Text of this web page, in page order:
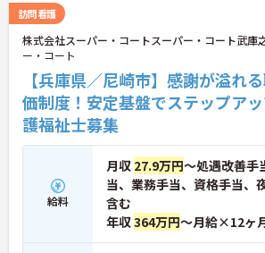
が行き交うほど活発で、日々の感謝を大切に
化が根付いています。風通しが良く親身になっ
れる仲間が多いので、壁にぶつかっても安心し
談できるあたたかい雰囲気です。
◆プロの介護集団を目指す独自の介護技術認
「ケアマイスター」あり！また半年に1回「目
理シート」を作成し、月に1回上司と面談を行
とで、自身の成長をしっかり実感しながら働け
す。
訪問看護
株式会社スーパー・コートスーパー・コート武庫
ー・コート
【兵庫県／尼崎市】感謝が溢れ
価制度！安定基盤でステップア
護福祉士募集
給料
月収 27.9万円～処遇改善手
当、業務手当、資格手当、
含む
年収364万円～月給×12ヶ